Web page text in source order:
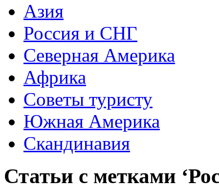
Азия
Россия и СНГ
Северная Америка
Африка
Советы туристу
Южная Америка
Скандинавия
Статьи с метками